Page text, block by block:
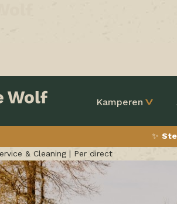
Kamperen
✨
& Cleaning | Per direct